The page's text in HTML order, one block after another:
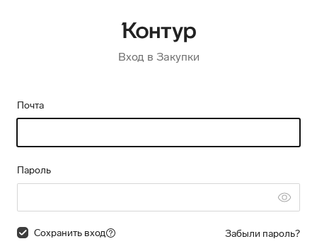
Вход в Закупки
Почта
Пароль
Сохранить вход Забыли пароль?